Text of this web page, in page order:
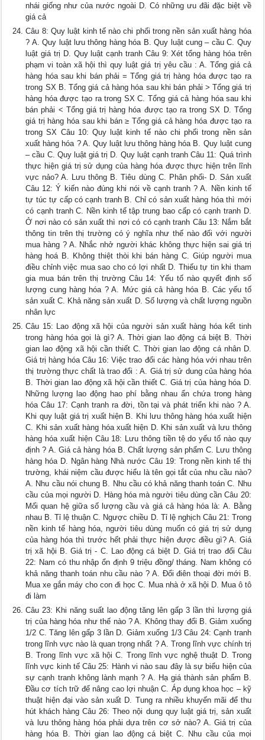
nhái giống như của nước ngoài D. Có những ưu đãi đặc biệt về
giá cả
Câu 8: Quy luật kinh tế nào chi phối trong nền sản xuất hàng hóa
? A. Quy luật lưu thông hàng hóa B. Quy luật cung – cầu C. Quy
luật giá trị D. Quy luật cạnh tranh Câu 9: Xét tổng hàng hóa trên
phạm vi toàn xã hội thì quy luật giá trị yêu cầu : A. Tổng giá cả
hàng hóa sau khi bán phải = Tổng giá trị hàng hóa được tạo ra
trong SX B. Tổng giá cả hàng hóa sau khi bán phải > Tổng giá trị
hàng hóa được tạo ra trong SX C. Tổng giá cả hàng hóa sau khi
bán phải < Tổng giá trị hàng hóa được tạo ra trong SX D. Tổng
giá trị hàng hóa sau khi bán ≥ Tổng giá cả hàng hóa được tạo ra
trong SX Câu 10: Quy luật kinh tế nào chi phối trong nền sản
xuất hàng hóa ? A. Quy luật lưu thông hàng hóa B. Quy luật cung
– cầu C. Quy luật giá trị D. Quy luật cạnh tranh Câu 11: Quá trình
thực hiện giá trị sử dụng của hàng hóa được thực hiện trên lĩnh
vực nảo? A. Lưu thông B. Tiêu dùng C. Phân phối- D. Sản xuất
Câu 12: Ý kiến nào đúng khi nói về cạnh tranh ? A. Nền kinh tế
tự túc tự cấp có cạnh tranh B. Chỉ có sản xuất hàng hóa thì mới
có cạnh tranh C. Nền kinh tế tập trung bao cấp có cạnh tranh D.
Ở nơi nào có sản xuất thì nơi có có cạnh tranh Câu 13: Nắm bắt
thông tin trên thị trường có ý nghĩa như thế nào đối với người
mua hàng ? A. Nhắc nhở người khác không thực hiện sai giá trị
hàng hoá B. Không thiệt thòi khi bán hàng C. Giúp người mua
điều chỉnh việc mua sao cho có lợi nhất D. Thiếu tự tin khi tham
gia mua bán trên thị trường Câu 14: Yếu tố nào quyết định số
lượng cung hàng hóa ? A. Mức giá cả hàng hóa B. Các yếu tố
sản xuất C. Khả năng sản xuất D. Số lượng và chất lượng nguồn
nhân lực
Câu 15: Lao động xã hội của người sản xuất hàng hóa kết tinh
trong hàng hóa gọi là gì? A. Thời gian lao động cá biệt B. Thời
gian lao động xã hội cần thiết C. Thời gian lao động cá nhân D.
Giá trị hàng hóa Câu 16: Việc trao đổi các hàng hóa với nhau trên
thị trường thực chất là trao đổi : A. Giá trị sử dung của hàng hóa
B. Thời gian lao động xã hội cần thiết C. Giá trị của hàng hóa D.
Những lượng lao động hao phí bằng nhau ẩn chứa trong hàng
hóa Câu 17: Cạnh tranh ra đời, tồn tại và phát triển khi nào ? A.
Khi quy luật giá trị xuất hiện B. Khi lưu thông hàng hóa xuất hiện
C. Khi sản xuất hàng hóa xuất hiện D. Khi sản xuất và lưu thông
hàng hóa xuất hiện Câu 18: Lưu thông tiền tệ do yếu tố nào quy
định ? A. Giá cả hàng hóa B. Chất lượng sản phẩm C. Lưu thông
hàng hóa D. Ngân hàng Nhà nước Câu 19: Trong nền kinh tế thị
trường, khái niệm cầu được hiểu là tên gọi tắt của nhu cầu nào?
A. Nhu cầu nói chung B. Nhu cầu có khả năng thanh toán C. Nhu
cầu của mọi người D. Hàng hóa mà người tiêu dùng cần Câu 20:
Mối quan hệ giữa số lượng cầu và giá cả hàng hóa là: A. Bằng
nhau B. Tỉ lệ thuận C. Ngược chiều D. Tỉ lệ nghịch Câu 21: Trong
nền kinh tế hàng hóa, người tiêu dùng muốn có giá trị sử dụng
của hàng hóa thì trước hết phải thực hiện được điều gì? A. Giá
trị xã hội B. Giá trị - C. Lao động cá biệt D. Giá trị trao đổi Câu
22: Nam có thu nhập ổn định 9 triệu đồng/ tháng. Nam không có
khả năng thanh toán nhu cầu nào ? A. Đổi điên thoại đời mới B.
Mua xe gắn máy cho con đi học C. Mua nhà ở xã hội D. Mua ô tô
đi làm
Câu 23: Khi năng suất lao động tăng lên gấp 3 lần thì lượng giá
trị của hàng hóa như thế nào ? A. Không thay đổi B. Giảm xuống
1/2 C. Tăng lên gấp 3 lần D. Giảm xuống 1/3 Câu 24: Cạnh tranh
trong lĩnh vực nào là quan trọng nhất ? A. Trong lĩnh vực chính trị
B. Trong lĩnh vực xã hội C. Trong lĩnh vực nghệ thuật D. Trong
lĩnh vực kinh tế Câu 25: Hành vi nào sau đây là sự biểu hiện của
sự cạnh tranh không lành mạnh ? A. Hạ giá thành sản phẩm B.
Đầu cơ tích trữ để nâng cao lợi nhuận C. Áp dụng khoa học – kỹ
thuật hiện đại vào sản xuất D. Tung ra nhiều khuyến mãi để thu
hút khách hàng Câu 26: Theo nội dung quy luật giá trị, sản xuất
và lưu thông hàng hóa phải dựa trên cơ sở nào? A. Giá trị của
hàng hóa B. Thời gian lao động cá biệt C. Nhu cầu của mọi